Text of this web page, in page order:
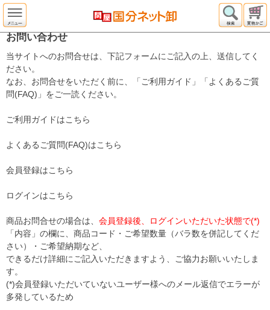
お問い合わせ
当サイトへのお問合せは、下記フォームにご記入の上、送信してく
ださい。
なお、お問合せをいただく前に、「ご利用ガイド」「よくあるご質
問(FAQ)」をご一読ください。
ご利用ガイドはこちら
よくあるご質問(FAQ)はこちら
会員登録はこちら
ログインはこちら
商品お問合せの場合は、 会員登録後、ログインいただいた状態で(*)
「内容」の欄に、商品コード・ご希望数量（バラ数を併記してくだ
さい）・ご希望納期など、
できるだけ詳細にご記入いただきますよう、ご協力お願いいたしま
す。
(*)会員登録いただいていないユーザー様へのメール返信でエラーが
多発しているため